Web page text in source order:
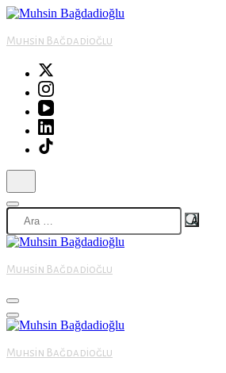
Skip
content
Enter)
Muhsin Bağdadioğlu
MB
Arama:
Muhsin Bağdadioğlu
Muhsin Bağdadioğlu